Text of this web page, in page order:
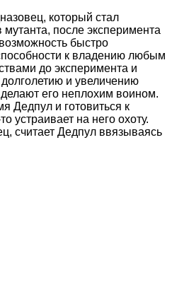
который стал
после эксперимента
быстро
к владению любым
до эксперимента и
и увеличению
его неплохим воином.
Дедпул и готовиться к
устраивает на него охоту.
считает Дедпул ввязываясь